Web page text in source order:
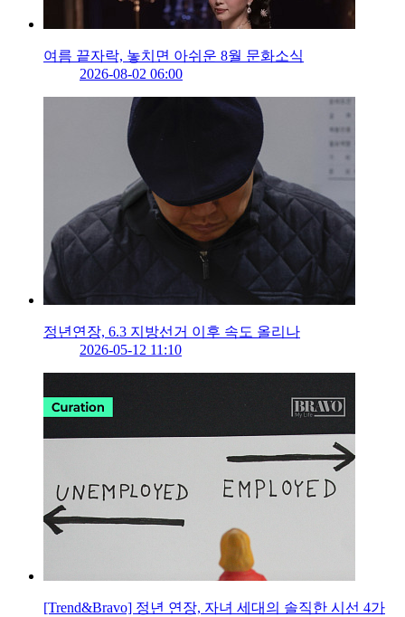
여름 끝자락, 놓치면 아쉬운 8월 문화소식
2026-08-02 06:00
정년연장, 6.3 지방선거 이후 속도 올리나
2026-05-12 11:10
[Trend&Bravo] 정년 연장, 자녀 세대의 솔직한 시선 4가